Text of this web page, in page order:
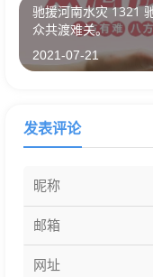
驰援河南水灾 1321
众共渡难关。
2021-07-21
发表评论